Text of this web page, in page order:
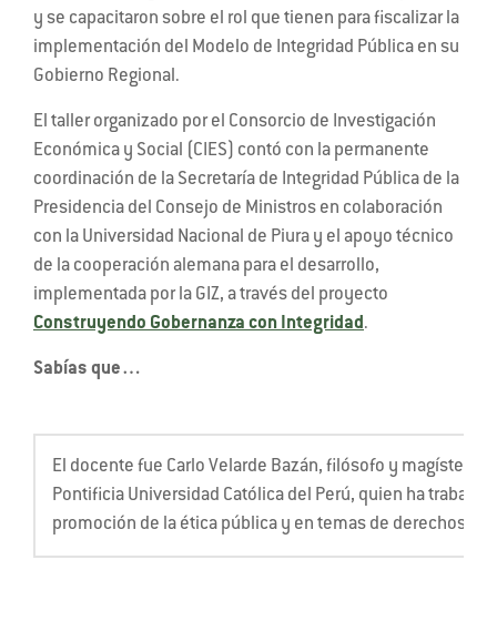
y se capacitaron sobre el rol que tienen para fiscalizar la
implementación del Modelo de Integridad Pública en su
Gobierno Regional.
El taller organizado por el Consorcio de Investigación
Económica y Social (CIES) contó con la permanente
coordinación de la Secretaría de Integridad Pública de la
Presidencia del Consejo de Ministros en colaboración
con la Universidad Nacional de Piura y el apoyo técnico
de la cooperación alemana para el desarrollo,
implementada por la GIZ, a través del proyecto
Construyendo Gobernanza con Integridad .
Sabías que…
El docente fue Carlo Velarde Bazán, filósofo y magíster
Pontificia Universidad Católica del Perú, quien ha
promoción de la ética pública y en temas de derechos